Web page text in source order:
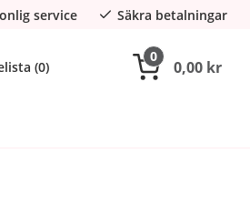
service Säkra betalningar
(0)
0
0,00 kr